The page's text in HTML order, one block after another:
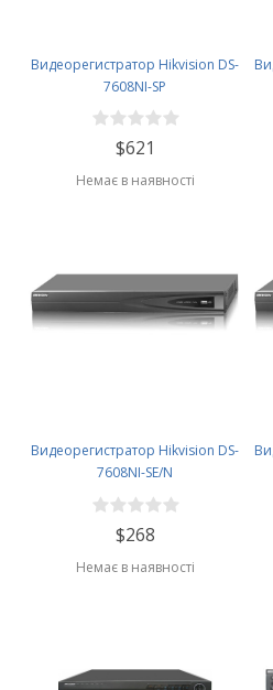
Видеорегистратор Hikvision DS-
7608NI-SP
$621
Немає в наявності
Видеорегистратор Hikvision DS-
7608NI-SE/N
$268
Немає в наявності